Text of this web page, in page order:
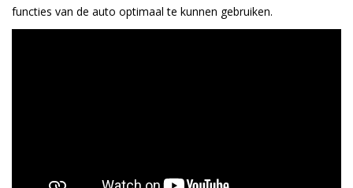
functies van de auto optimaal te kunnen gebruiken.